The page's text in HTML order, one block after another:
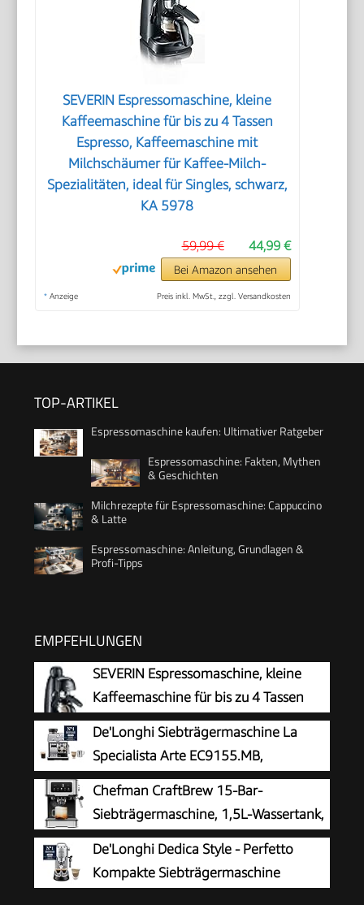
SEVERIN Espressomaschine, kleine
Kaffeemaschine für bis zu 4 Tassen
Espresso, Kaffeemaschine mit
Milchschäumer für Kaffee-Milch-
Spezialitäten, ideal für Singles, schwarz,
KA 5978
44,99 €
59,99 €
Bei Amazon ansehen
* Anzeige Preis inkl. MwSt., zzgl. Versandkosten
TOP-ARTIKEL
Espressomaschine kaufen: Ultimativer Ratgeber
Espressomaschine: Fakten, Mythen
& Geschichten
Milchrezepte für Espressomaschine: Cappuccino
& Latte
Espressomaschine: Anleitung, Grundlagen &
Profi-Tipps
EMPFEHLUNGEN
SEVERIN Espressomaschine, kleine
Kaffeemaschine für bis zu 4 Tassen
Espresso, Kaffeemaschine mit
Milchschäumer für Kaffee-Milch-
Spezialitäten, ideal für Singles, schwarz, KA
5978
De'Longhi Siebträgermaschine La
Specialista Arte EC9155.MB,
Espressomaschine mit Mahlwerk, 8
Mahlgrade, 15 Bar, 3 Temperaturen,
Milchschaumdüse, 1550W, 1,7L Tank,
Edelstahl/Schwarz inkl. Barista-Kit
Chefman CraftBrew 15-Bar-
Siebträgermaschine, 1,5L-Wassertank,
Dampfstab
De'Longhi Dedica Style - Perfetto
Kompakte Siebträgermaschine